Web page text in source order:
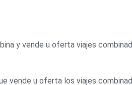
y vende u oferta viajes
vende u oferta los viajes